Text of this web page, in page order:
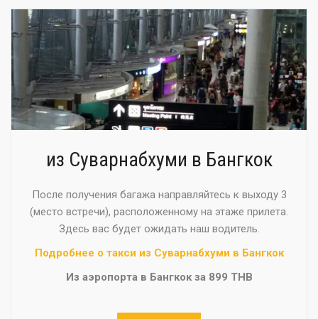
из Суварнабхуми в Бангкок
После получения багажа направляйтесь к выходу 3
(место встречи), расположенному на этаже прилета.
Здесь вас будет ожидать наш водитель.
Подробнее о такси из Суварнабхуми в Бангкок
Из аэропорта в Бангкок за 899 THB